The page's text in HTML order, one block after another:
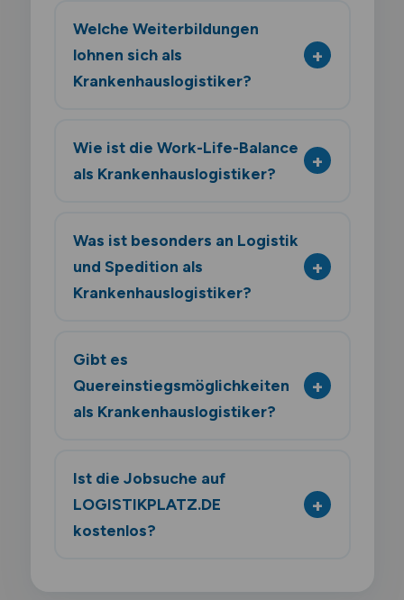
Welche Weiterbildungen
lohnen sich als
Krankenhauslogistiker?
Wie ist die Work-Life-Balance
als Krankenhauslogistiker?
Was ist besonders an Logistik
und Spedition als
Krankenhauslogistiker?
Gibt es
Quereinstiegsmöglichkeiten
als Krankenhauslogistiker?
Ist die Jobsuche auf
LOGISTIKPLATZ.DE
kostenlos?